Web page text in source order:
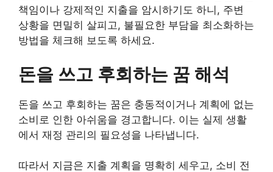
책임이나 강제적인 지출을 암시하기도 하니, 주변
상황을 면밀히 살피고, 불필요한 부담을 최소화하는
방법을 체크해 보도록 하세요.
돈을 쓰고 후회하는 꿈 해석
돈을 쓰고 후회하는 꿈은 충동적이거나 계획에 없는
소비로 인한 아쉬움을 경고합니다. 이는 실제 생활
에서 재정 관리의 필요성을 나타냅니다.
따라서 지금은 지출 계획을 명확히 세우고, 소비 전